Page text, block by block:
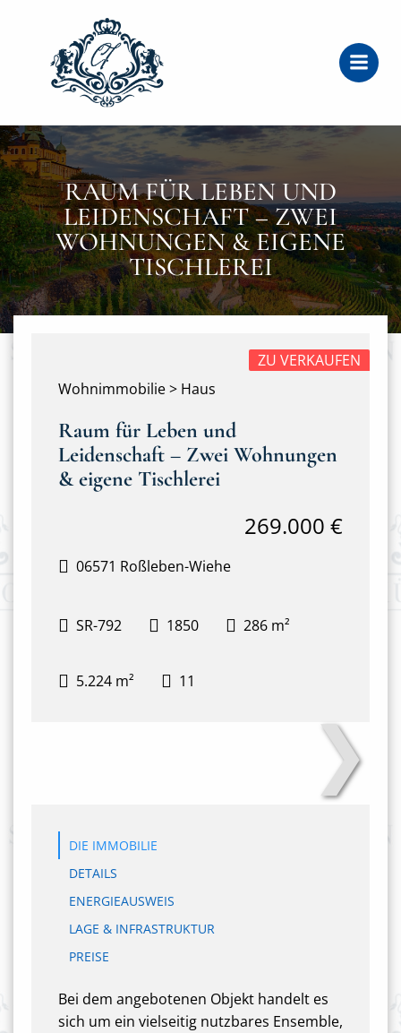
RAUM FÜR LEBEN UND
LEIDENSCHAFT – ZWEI
WOHNUNGEN & EIGENE
TISCHLEREI
Wohnimmobilie > Haus
ZU VERKAUFEN
Raum für Leben und
Leidenschaft – Zwei Wohnungen
& eigene Tischlerei
06571 Roßleben-Wiehe
269.000 €
SR-792 1850 286 m²
5.224 m² 11
❯
DIE IMMOBILIE
DETAILS
ENERGIEAUSWEIS
LAGE & INFRASTRUKTUR
PREISE
Bei dem angebotenen Objekt handelt es
sich um ein vielseitig nutzbares Ensemble,